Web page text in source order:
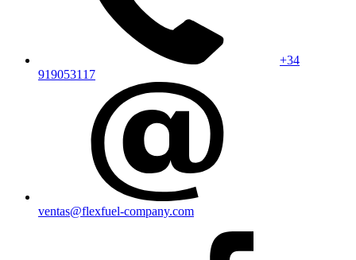
+34
919053117
ventas@flexfuel-company.com